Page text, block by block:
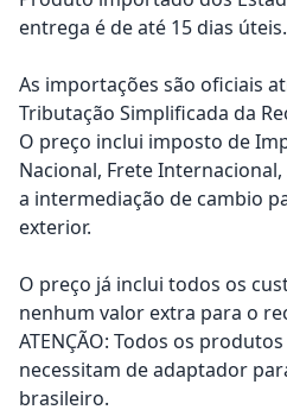
entrega é de até 15 dias úteis.
As importações são oficiais
Tributação Simplificada da
O preço inclui imposto de
Nacional, Frete
a intermediação de cambio
exterior.
O preço já inclui todos os
nenhum valor extra para o
ATENÇÃO: Todos os
necessitam de adaptador
brasileiro.